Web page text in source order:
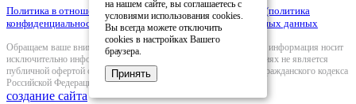
Политика в отношении обработки персональных данных (политика
конфиденциальности) |Согласие на обработку персональных данных
Обращаем ваше внимание на то, что вся представленная на сайте информация носит
исключительно информационный характер и ни при каких условиях не является
публичной офертой определяемой положениями Статьи 437(2) Гражданского кодекса
Российской Федерации.
создание сайта
на нашем сайте, вы соглашаетесь с
условиями использования cookies.
Вы всегда можете отключить
cookies в настройках Вашего
браузера.
Принять